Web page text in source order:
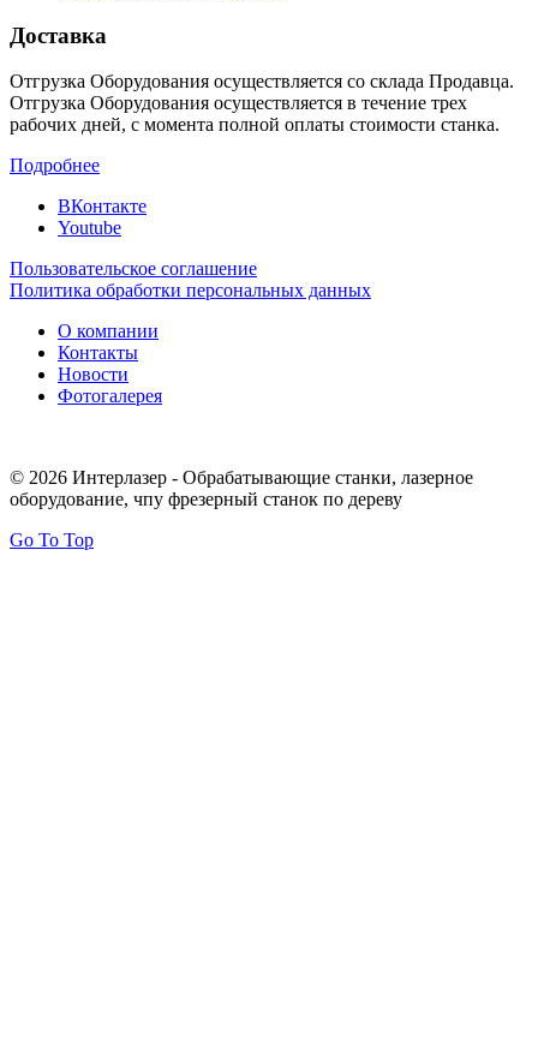
Доставка
Отгрузка Оборудования осуществляется со склада Продавца.
Отгрузка Оборудования осуществляется в течение трех
рабочих дней, с момента полной оплаты стоимости станка.
Подробнее
ВКонтакте
Youtube
Пользовательское соглашение
Политика обработки персональных данных
О компании
Контакты
Новости
Фотогалерея
© 2026 Интерлазер - Обрабатывающие станки, лазерное
оборудование, чпу фрезерный станок по дереву
Go To Top